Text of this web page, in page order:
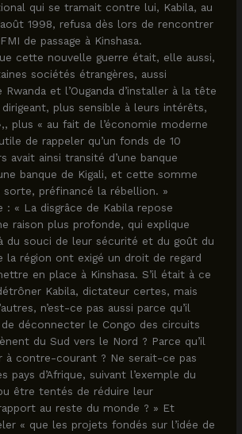
qui se tramait contre lui, Kabila, au
1998, refusa dès lors de rencontrer
de passage à Kinshasa.
cette nouvelle guerre était, elle aussi,
sociétés étrangères, aussi
Rwanda et l’Ouganda d’installer à la tête
plus sensible à leurs intérêts,
plus « au fait de l’économie moderne
de rappeler qu’un fonds de 10
avait ainsi transité d’une banque
banque de Kigali, et cette somme
sorte, préfinancé la rébellion. »
: « La disgrâce de Kabila repose
raison plus profonde, qui explique
du souci de leur sécurité et du goût du
la région ont exigé un droit de regard
en place à Kinshasa. S’il était à ce
Kabila, dictateur certes, mais
n’est-ce pas aussi parce qu’il
de déconnecter le Congo des circuits
du Sud vers le Nord ? Parce qu’il
à contre-courant ? Ne serait-ce pas
pays d’Afrique, suivant l’exemple du
être tentés de réduire leur
au reste du monde ? » Et
« que les projets fondés sur l’idée de